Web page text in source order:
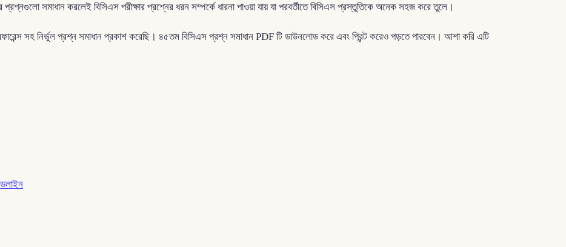
প্রশ্নগুলো সমাধান করলেই বিসিএস পরীক্ষার প্রশ্নের ধরন সম্পর্কে ধারনা পাওয়া যায় যা পরবর্তীতে বিসিএস প্রস্তুতিকে অনেক সহজ করে তুলে।
সহ নির্ভুল প্রশ্ন সমাধান প্রকাশ করেছি। ৪৫তম বিসিএস প্রশ্ন সমাধান PDF টি ডাউনলোড করে এবং প্রিন্ট করেও পড়তে পারবেন। আশা করি এটি